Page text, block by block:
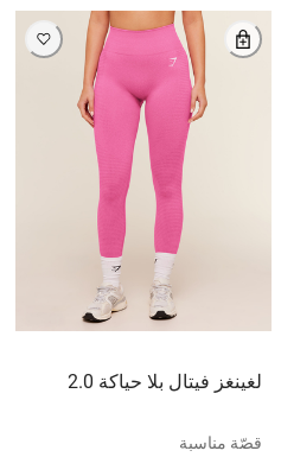
لغينغز فيتال بلا حياكة 2.0
قصّة مناسبة